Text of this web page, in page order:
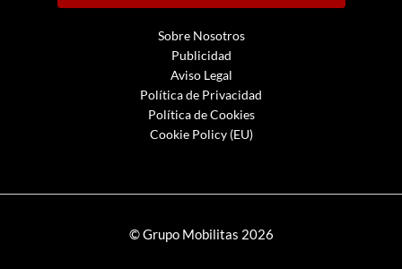
Sobre Nosotros
Publicidad
Aviso Legal
Política de Privacidad
Política de Cookies
Cookie Policy (EU)
© Grupo Mobilitas 2026